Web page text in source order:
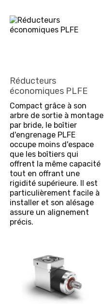
Réducteurs
économiques PLFE
Compact grâce à son
arbre de sortie à montage
par bride, le boîtier
d'engrenage PLFE
occupe moins d'espace
que les boîtiers qui
offrent la même capacité
tout en offrant une
rigidité supérieure. Il est
particulièrement facile à
installer et son alésage
assure un alignement
précis.